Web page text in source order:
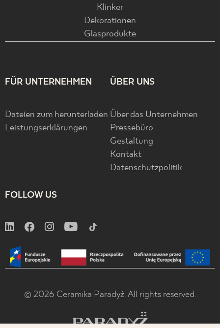
Klinker
Dekorationen
Glasprodukte
FÜR UNTERNEHMEN
Dateien zum herunterladen
Leistungserklärungen
ÜBER UNS
Über das Unternehmen
Pressebüro
Gestaltung
Kontakt
Datenschutzpolitik
FOLLOW US
© 2026 Ceramika Paradyż. All rights reserved.